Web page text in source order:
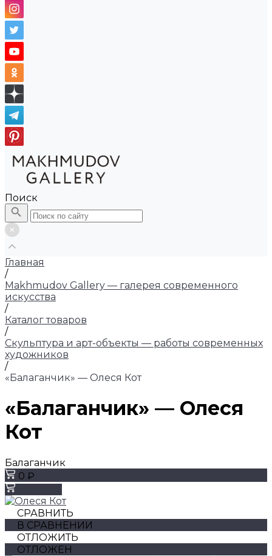
Поиск
Главная
/
Makhmudov Gallery — галерея современного
искусства
/
Каталог товаров
/
Скульптура и арт-объекты — работы современных
художников
/
«Балаганчик» — Олеся Кот
«Балаганчик» — Олеся
Кот
Балаганчик
0 ₽
СРАВНИТЬ
В СРАВНЕНИИ
ОТЛОЖИТЬ
ОТЛОЖЕН